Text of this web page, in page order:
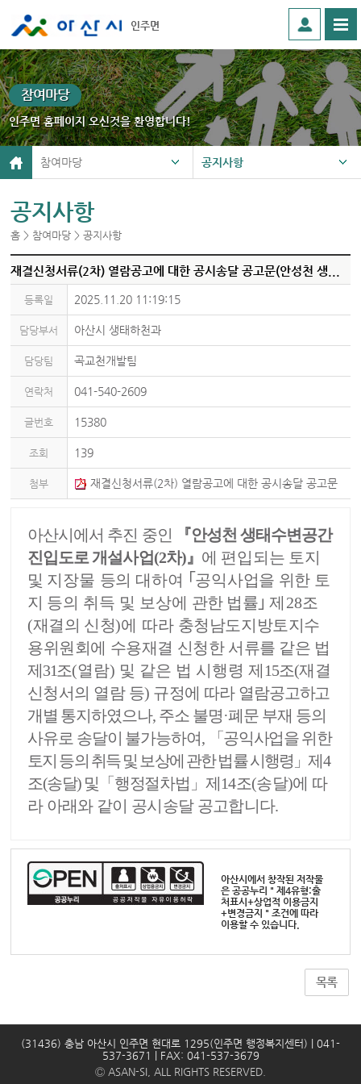
인주면
참여마당
인주면 홈페이지 오신것을 환영합니다!
참여마당 공지사항
공지사항
홈 > 참여마당 > 공지사항
등록일 2025.11.20 11:19:15
담당부서 아산시 생태하천과
담당팀 곡교천개발팀
연락처 041-540-2609
글번호 15380
조회 139
첨부 재결신청서류(2차) 열람공고에 대한 공시송달 공고문
(81.31kb)
아산시에서 추진 중인 『안성천 생태수변공간
진입도로 개설사업(2차)』 에 편입되는 토지
및 지장물 등의 대하여 ｢ 공익사업을 위한 토
지 등의 취득 및 보상에 관한 법률 ｣제 28조
(재결의 신청)에 따라 충청남도지방토지수
용위원회에 수용재결 신청한 서류를 같은 법
제31조(열람) 및 같은 법 시행령 제 15조(재결
신청서의 열람 등) 규정에 따라 열람공고하고
개별 통지하였 으나, 주소 불명·폐문 부재 등의
사유로 송달이 불가능하여, 「공익사업을위한
토지 등의 취득 및 보상에 관한 법률 시행령 」제4
조(송달) 및 「행정절차법 」 제14조(송달)에 따
라 아래와 같이 공시송달 공고합니다.
아산시에서 창작된 저작물
은 공공누리 " 제4유형:출
처표시+상업적 이용금지
+변경금지 " 조건에 따라
이용할 수 있습니다.
목록
(31436) 충남 아산시 인주면 현대로 1295(인주면 행정복지센터) | 041-
537-3671 | FAX: 041-537-3679
Ⓒ ASAN-SI, ALL RIGHTS RESERVED.